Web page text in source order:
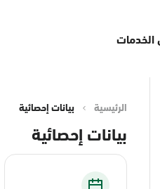
الخدمات
الرئيسية بيانات إحصائية
بيانات إحصائية